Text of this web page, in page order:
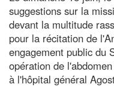
suggestions sur la
devant la multitude
pour la récitation de
engagement public du
opération de
à l'hôpital général